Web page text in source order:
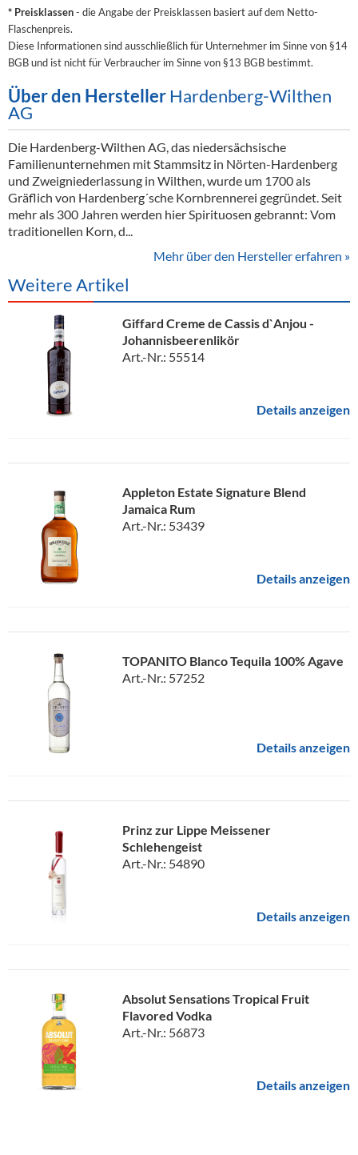
* Preisklassen- die Angabe der Preisklassen basiert auf dem Netto-
Flaschenpreis.
Diese Informationen sind ausschließlich für Unternehmer im Sinne von §14
BGB und ist nicht für Verbraucher im Sinne von §13 BGB bestimmt.
Über den Hersteller Hardenberg-Wilthen
AG
Die Hardenberg-Wilthen AG, das niedersächsische
Familienunternehmen mit Stammsitz in Nörten-Hardenberg
und Zweigniederlassung in Wilthen, wurde um 1700 als
Gräflich von Hardenberg´sche Kornbrennerei gegründet. Seit
mehr als 300 Jahren werden hier Spirituosen gebrannt: Vom
traditionellen Korn, d...
Mehr über den Hersteller erfahren »
Weitere Artikel
Giffard Creme de Cassis d`Anjou -
Johannisbeerenlikör
Art.-Nr.: 55514
Details anzeigen
Appleton Estate Signature Blend
Jamaica Rum
Art.-Nr.: 53439
Details anzeigen
TOPANITO Blanco Tequila 100% Agave
Art.-Nr.: 57252
Details anzeigen
Prinz zur Lippe Meissener
Schlehengeist
Art.-Nr.: 54890
Details anzeigen
Absolut Sensations Tropical Fruit
Flavored Vodka
Art.-Nr.: 56873
Details anzeigen